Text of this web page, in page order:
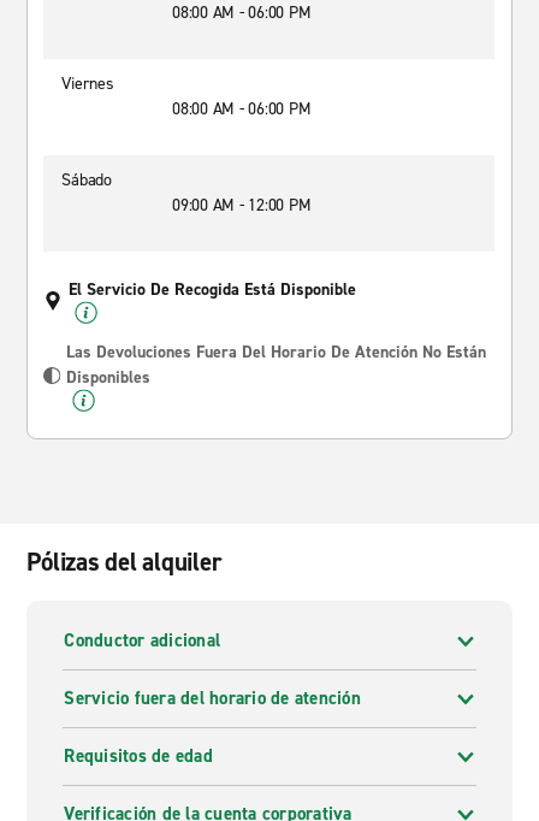
08:00 AM - 06:00 PM
Viernes
08:00 AM - 06:00 PM
Sábado
09:00 AM - 12:00 PM
El Servicio De Recogida Está Disponible
Las Devoluciones Fuera Del Horario De Atención No Están
Disponibles
Pólizas del alquiler
Conductor adicional
Servicio fuera del horario de atención
Requisitos de edad
Verificación de la cuenta corporativa